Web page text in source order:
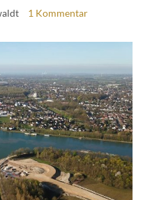
1 Kommentar